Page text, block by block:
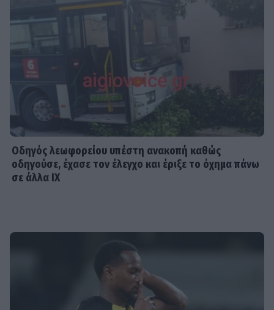
Οδηγός λεωφορείου υπέστη ανακοπή καθώς
οδηγούσε, έχασε τον έλεγχο και έριξε το όχημα πάνω
σε άλλα ΙΧ